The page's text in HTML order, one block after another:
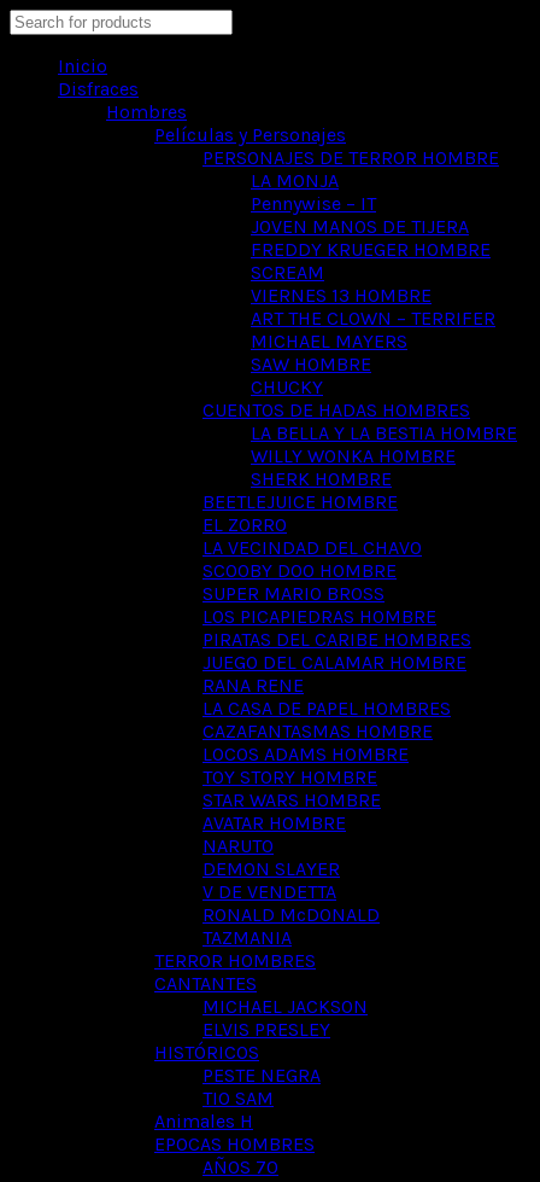
Inicio
Disfraces
Hombres
Películas y Personajes
PERSONAJES DE TERROR HOMBRE
LA MONJA
Pennywise – IT
JOVEN MANOS DE TIJERA
FREDDY KRUEGER HOMBRE
SCREAM
VIERNES 13 HOMBRE
ART THE CLOWN – TERRIFER
MICHAEL MAYERS
SAW HOMBRE
CHUCKY
CUENTOS DE HADAS HOMBRES
LA BELLA Y LA BESTIA HOMBRE
WILLY WONKA HOMBRE
SHERK HOMBRE
BEETLEJUICE HOMBRE
EL ZORRO
LA VECINDAD DEL CHAVO
SCOOBY DOO HOMBRE
SUPER MARIO BROSS
LOS PICAPIEDRAS HOMBRE
PIRATAS DEL CARIBE HOMBRES
JUEGO DEL CALAMAR HOMBRE
RANA RENE
LA CASA DE PAPEL HOMBRES
CAZAFANTASMAS HOMBRE
LOCOS ADAMS HOMBRE
TOY STORY HOMBRE
STAR WARS HOMBRE
AVATAR HOMBRE
NARUTO
DEMON SLAYER
V DE VENDETTA
RONALD McDONALD
TAZMANIA
TERROR HOMBRES
CANTANTES
MICHAEL JACKSON
ELVIS PRESLEY
HISTÓRICOS
PESTE NEGRA
TIO SAM
Animales H
EPOCAS HOMBRES
AÑOS 70